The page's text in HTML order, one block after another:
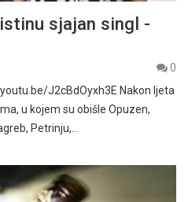
sjajan singl -
0
J2cBdOyxh3E Nakon ljeta
u kojem su obišle Opuzen,
Petrinju,…